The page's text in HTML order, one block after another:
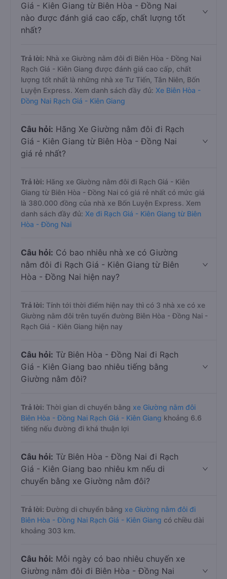
Giá - Kiên Giang từ Biên Hòa - Đồng Nai
nào được đánh giá cao cấp, chất lượng tốt
nhất?
Trả lời: Nhà xe Giường nằm đôi đi Biên Hòa - Đồng Nai
Rạch Giá - Kiên Giang được đánh giá cao cấp, chất
lượng tốt nhất là những nhà xe Tư Tiến, Tân Niên, Bốn
Luyện Express. Xem danh sách đầy đủ: Xe Biên Hòa -
Đồng Nai Rạch Giá - Kiên Giang
Câu hỏi: Hãng Xe Giường nằm đôi đi Rạch
Giá - Kiên Giang từ Biên Hòa - Đồng Nai
giá rẻ nhất?
Trả lời: Hãng xe Giường nằm đôi đi Rạch Giá - Kiên
Giang từ Biên Hòa - Đồng Nai có giá rẻ nhất có mức giá
là 380.000 đồng của nhà xe Bốn Luyện Express. Xem
danh sách đầy đủ: Xe đi Rạch Giá - Kiên Giang từ Biên
Hòa - Đồng Nai
Câu hỏi: Có bao nhiêu nhà xe có Giường
nằm đôi đi Rạch Giá - Kiên Giang từ Biên
Hòa - Đồng Nai hiện nay?
Trả lời: Tính tới thời điểm hiện nay thì có 3 nhà xe có xe
Giường nằm đôi trên tuyến đường Biên Hòa - Đồng Nai -
Rạch Giá - Kiên Giang hiện nay
Câu hỏi: Từ Biên Hòa - Đồng Nai đi Rạch
Giá - Kiên Giang bao nhiêu tiếng bằng
Giường nằm đôi?
Trả lời: Thời gian di chuyển bằng xe Giường nằm đôi
Biên Hòa - Đồng Nai Rạch Giá - Kiên Giang khoảng 6.6
tiếng nếu đường đi khá thuận lợi
Câu hỏi: Từ Biên Hòa - Đồng Nai đi Rạch
Giá - Kiên Giang bao nhiêu km nếu di
chuyển bằng xe Giường nằm đôi?
Trả lời: Đường di chuyển bằng xe Giường nằm đôi đi
Biên Hòa - Đồng Nai Rạch Giá - Kiên Giang có chiều dài
khoảng 303 km.
Câu hỏi: Mỗi ngày có bao nhiêu chuyến xe
Giường nằm đôi đi Biên Hòa - Đồng Nai